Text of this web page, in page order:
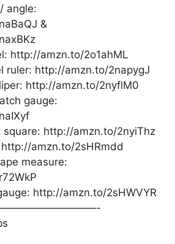
angle:
&
http://amzn.to/2o1ahML
ruler: http://amzn.to/2napygJ
http://amzn.to/2nyflM0
gauge:
square: http://amzn.to/2nyiThz
amzn.to/2sHRmdd
measure:
http://amzn.to/2sHWVYR